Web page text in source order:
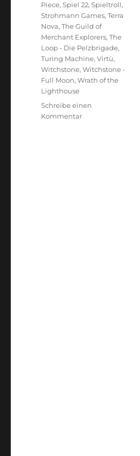
Piece,Spiel 22,Spieltroll,
Strohmann Games,Terra
Nova,The Guild of
Merchant Explorers,The
Loop - Die Pelzbrigade,
Turing Machine,Virtù,
Witchstone,Witchstone -
Full Moon,Wrath of the
Lighthouse
Schreibe einen
Kommentarzu